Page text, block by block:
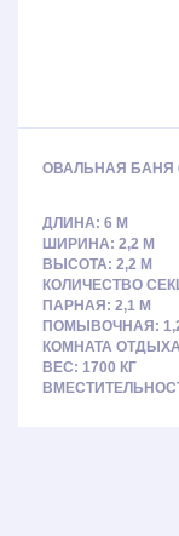
ОВАЛЬНАЯ БАНЯ
ДЛИНА: 6 М
ШИРИНА: 2,2 М
ВЫСОТА: 2,2 М
КОЛИЧЕСТВО
ПАРНАЯ: 2,1 М
ПОМЫВОЧНАЯ:
КОМНАТА
ВЕС: 1700 КГ